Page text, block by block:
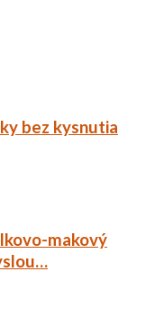
bez kysnutia
makový